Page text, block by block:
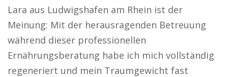
Lara aus Ludwigshafen am Rhein ist der
Meinung: Mit der herausragenden Betreuung
während dieser professionellen
Ernährungsberatung habe ich mich vollständig
regeneriert und mein Traumgewicht fast